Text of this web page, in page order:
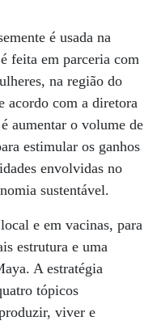
é usada na
feita em parceria com
na região do
acordo com a diretora
aumentar o volume de
estimular os ganhos
envolvidas no
sustentável.
e em vacinas, para
estrutura e uma
A estratégia
tópicos
viver e